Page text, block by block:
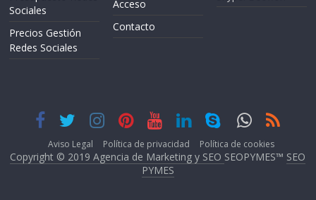
Sociales
Precios Gestión
Redes Sociales
Acceso
Contacto
Aviso Legal Política de privacidad Política de cookies
Copyright © 2019 Agencia de Marketing y SEO SEOPYMES™ SEO
PYMES